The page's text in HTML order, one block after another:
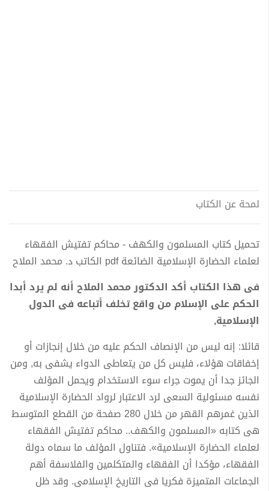
لمحة عن الكتاب
تحميل كتاب المسلمون والكهف - محاكم تفتيش الفقهاء
لعلماء الحضارة الإسلامية الضائعة pdf الكاتب د. محمد الملاح
فى هذا الكتاب أكد الدكتور محمد الملاح أنه لم يرد أبدا
الحكم على الإسلام من واقع تخلف أتباعه فى الدول
الإسلامية,
قائلا: إنه ليس من الإنصاف الحكم عليه من خلال إنجازات أو
إخفاقات هؤلاء، فليس كل من يتعاطى الدواء يشفى به, ومن
الجائز جدا أن يموت جراء سوء الاستخدام ويحمل المؤلف
نفسه مسئولية السعى لرد الاعتبار لرواد الحضارة الإسلامية
الذين غمرهم القهر من خلال 280 صفحة من القطع المتوسط
هى كتابه «المسلمون والكهف.. محاكم تفتيش الفقهاء
لعلماء الحضارة الإسلامية». فتناول المؤلف ما سماه دولة
الفقهاء، مؤكدا أن الفقهاء والمتكلمين والفلاسفة أهم
الجماعات المتميزة فكريا فى التاريخ الإسلامى. وقد ظل